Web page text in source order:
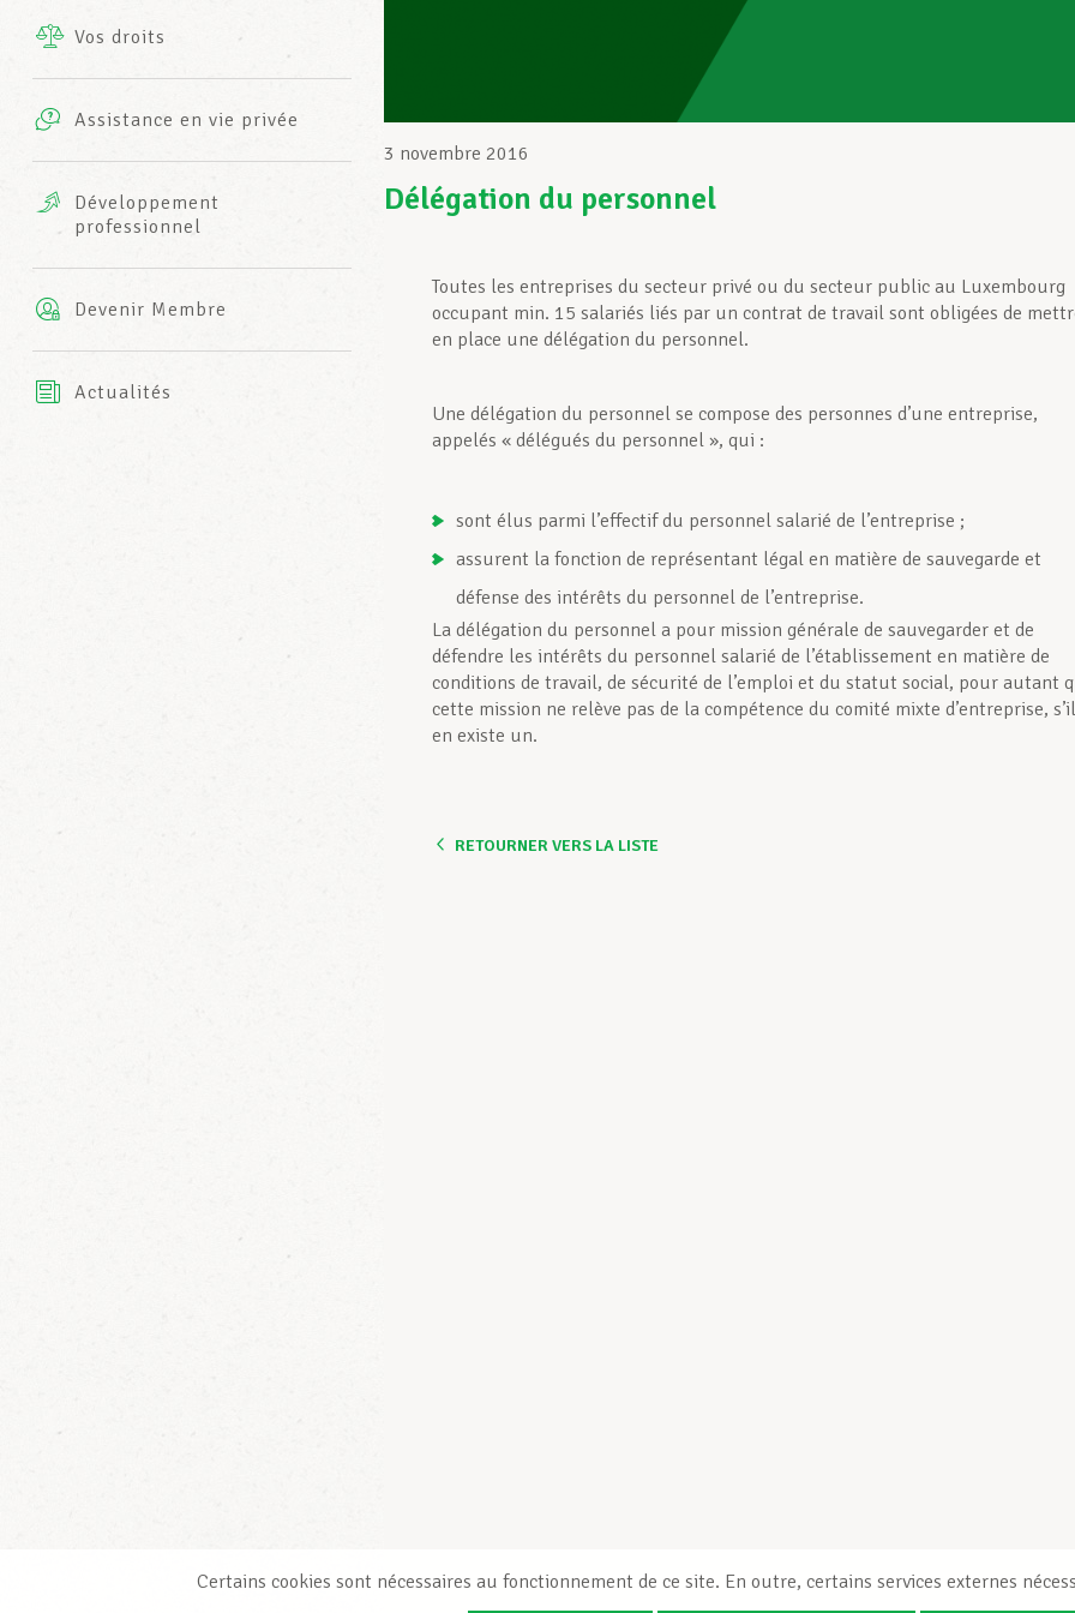
INFO-CENTER
Vos droits
Assistance en vie privée
complémentaires
AXA
Développement
professionnel
Devenir Membre
Actualités
3 novembre 2016
Délégation du personnel
Toutes les entreprises du secteur privé ou du secteur public au Luxembourg
occupant min. 15 salariés liés par un contrat de travail sont obligées de
en place une délégation du personnel.
Une délégation du personnel se compose des personnes d’une entreprise,
appelés « délégués du personnel », qui :
sont élus parmi l’effectif du personnel salarié de l’entreprise ;
assurent la fonction de représentant légal en matière de sauvegarde et
défense des intérêts du personnel de l’entreprise.
La délégation du personnel a pour mission générale de sauvegarder et de
défendre les intérêts du personnel salarié de l’établissement en matière de
conditions de travail, de sécurité de l’emploi et du statut social, pour autant
cette mission ne relève pas de la compétence du comité mixte d’entreprise, s’il
en existe un.
RETOURNER VERS LA LISTE
Certains cookies sont nécessaires au fonctionnement de ce site. En outre, certains services externes